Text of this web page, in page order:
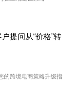
提问从“价格”转
的跨境电商策略升级指